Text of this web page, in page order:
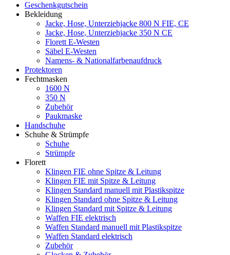
Geschenkgutschein
Bekleidung
Jacke, Hose, Unterziehjacke 800 N FIE, CE
Jacke, Hose, Unterziehjacke 350 N CE
Florett E-Westen
Säbel E-Westen
Namens- & Nationalfarbenaufdruck
Protektoren
Fechtmasken
1600 N
350 N
Zubehör
Paukmaske
Handschuhe
Schuhe & Strümpfe
Schuhe
Strümpfe
Florett
Klingen FIE ohne Spitze & Leitung
Klingen FIE mit Spitze & Leitung
Klingen Standard manuell mit Plastikspitze
Klingen Standard ohne Spitze & Leitung
Klingen Standard mit Spitze & Leitung
Waffen FIE elektrisch
Waffen Standard manuell mit Plastikspitze
Waffen Standard elektrisch
Zubehör